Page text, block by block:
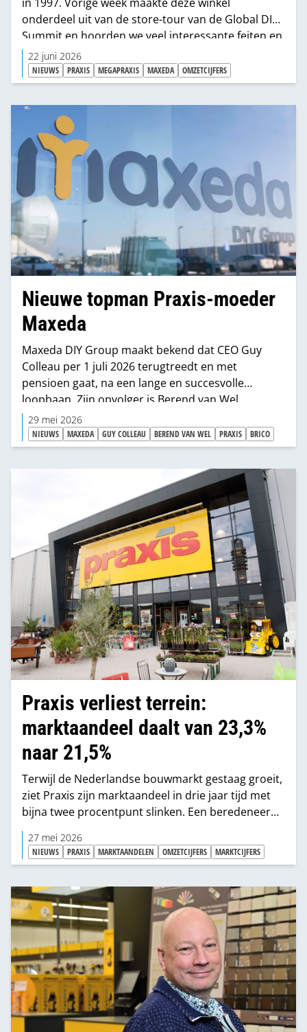
onderdeel uit van de store-tour van de Global DIY
Summit en hoorden we veel interessante feiten en
cijfers van deze Megapraxis.
22 juni 2026
NIEUWS PRAXIS MEGAPRAXIS MAXEDA OMZETCIJFERS
Nieuwe topman Praxis-moeder
Maxeda
Maxeda DIY Group maakt bekend dat CEO Guy
Colleau per 1 juli 2026 terugtreedt en met
pensioen gaat, na een lange en succesvolle
loopbaan. Zijn opvolger is Berend van Wel.
29 mei 2026
NIEUWS MAXEDA GUY COLLEAU BEREND VAN WEL PRAXIS BRICO
Praxis verliest terrein:
marktaandeel daalt van 23,3%
naar 21,5%
Terwijl de Nederlandse bouwmarkt gestaag groeit,
ziet Praxis zijn marktaandeel in drie jaar tijd met
bijna twee procentpunt slinken. Een beredeneerde
reconstructie laat zien hoe die daling zich voltrok.
27 mei 2026
NIEUWS PRAXIS MARKTAANDELEN OMZETCIJFERS MARKTCIJFERS